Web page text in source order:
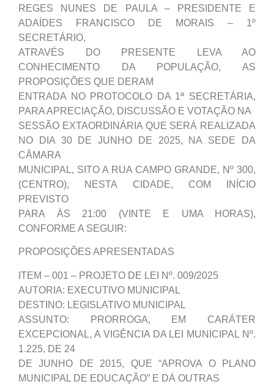
REGES NUNES DE PAULA – PRESIDENTE E
ADAÍDES FRANCISCO DE MORAIS – 1º
SECRETÁRIO,
ATRAVÉS DO PRESENTE LEVA AO
CONHECIMENTO DA POPULAÇÃO, AS
PROPOSIÇÕES QUE DERAM
ENTRADA NO PROTOCOLO DA 1ª SECRETÁRIA,
PARA APRECIAÇÃO, DISCUSSÃO E VOTAÇÃO NA
SESSÃO EXTAORDINÁRIA QUE SERÁ REALIZADA
NO DIA 30 DE JUNHO DE 2025, NA SEDE DA
CÂMARA
MUNICIPAL, SITO A RUA CAMPO GRANDE, Nº 300,
(CENTRO), NESTA CIDADE, COM INÍCIO
PREVISTO
PARA ÀS 21:00 (VINTE E UMA HORAS),
CONFORME A SEGUIR:
PROPOSIÇÕES APRESENTADAS
ITEM – 001 – PROJETO DE LEI Nº. 009/2025
AUTORIA: EXECUTIVO MUNICIPAL
DESTINO: LEGISLATIVO MUNICIPAL
ASSUNTO: PRORROGA, EM CARÁTER
EXCEPCIONAL, A VIGÊNCIA DA LEI MUNICIPAL Nº.
1.225, DE 24
DE JUNHO DE 2015, QUE “APROVA O PLANO
MUNICIPAL DE EDUCAÇÃO” E DÁ OUTRAS